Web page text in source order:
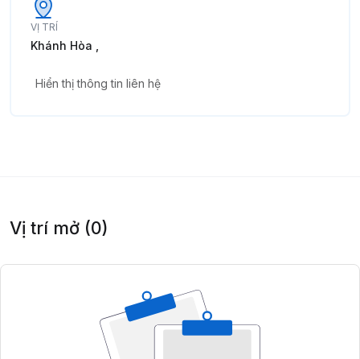
VỊ TRÍ
Khánh Hòa ,
Hiển thị thông tin liên hệ
Vị trí mở (0)